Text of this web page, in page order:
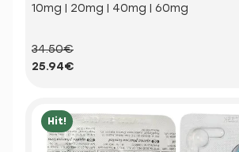
10mg | 20mg | 40mg | 60mg
34.50€
25.94€
Hit!